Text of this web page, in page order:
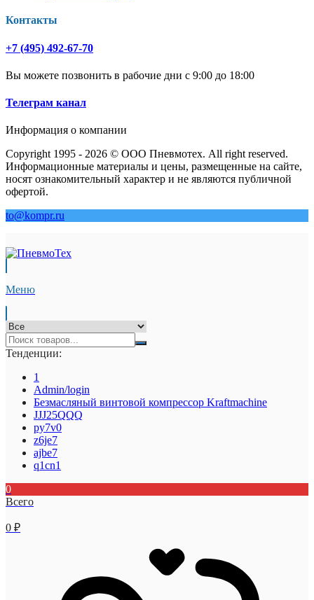
Контакты
+7 (495) 492-67-70
Вы можете позвонить в рабочие дни с 9:00 до 18:00
Телеграм канал
Информация о компании
Copyright 1995 - 2026 © ООО Пневмотех. All right reserved.
Информационные материалы и цены, размещенные на сайте,
носят ознакомительный характер и не являются публичной
офертой.
to@kompr.ru
Меню
Тенденции:
1
Admin/login
Безмасляный винтовой компрессор Kraftmaсhine
JJJ25QQQ
py7v0
z6je7
ajbe7
q1cn1
0
Всего
0 ₽